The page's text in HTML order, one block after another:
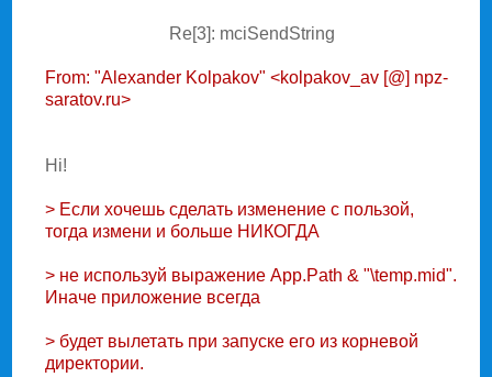
Re[3]: mciSendString
From: "Alexander Kolpakov" <kolpakov_av [@] npz-
saratov.ru>
Hi!
> Если хочешь сделать изменение с пользой,
тогда измени и больше HИКОГДА
> не используй выражение App.Path & "\temp.mid".
Иначе приложение всегда
> будет вылетать при запуске его из корневой
директории.